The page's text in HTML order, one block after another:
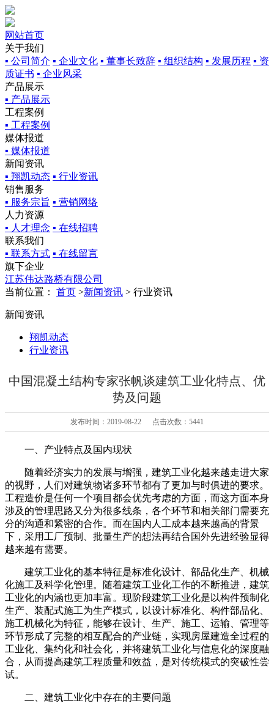
网站首页
关于我们
▪ 公司简介 ▪ 企业文化 ▪ 董事长致辞 ▪ 组织结构 ▪ 发展历程 ▪ 资
质证书 ▪ 企业风采
产品展示
▪ 产品展示
工程案例
▪ 工程案例
媒体报道
▪ 媒体报道
新闻资讯
▪ 翔凯动态 ▪ 行业资讯
销售服务
▪ 服务宗旨 ▪ 营销网络
人力资源
▪ 人才理念 ▪ 在线招聘
联系我们
▪ 联系方式 ▪ 在线留言
旗下企业
江苏伟达路桥有限公司
当前位置： 首页 >新闻资讯 > 行业资讯
新闻资讯
翔凯动态
行业资讯
中国混凝土结构专家张帆谈建筑工业化特点、优
势及问题
发布时间：2019-08-22 点击次数：5441
一、产业特点及国内现状
随着经济实力的发展与增强，建筑工业化越来越走进大家
的视野，人们对建筑物诸多环节都有了更加与时俱进的要求。
工程造价是任何一个项目都会优先考虑的方面，而这方面本身
涉及的管理思路又分为很多线条，各个环节和相关部门需要充
分的沟通和紧密的合作。而在国内人工成本越来越高的背景
下，采用工厂预制、批量生产的想法再结合国外先进经验显得
越来越有需要。
建筑工业化的基本特征是标准化设计、部品化生产、机械
化施工及科学化管理。随着建筑工业化工作的不断推进，建筑
工业化的内涵也更加丰富。现阶段建筑工业化是以构件预制化
生产、装配式施工为生产模式，以设计标准化、构件部品化、
施工机械化为特征，能够在设计、生产、施工、运输、管理等
环节形成了完整的相互配合的产业链，实现房屋建造全过程的
工业化、集约化和社会化，并将建筑工业化与信息化的深度融
合，从而提高建筑工程质量和效益，是对传统模式的突破性尝
试。
二、建筑工业化中存在的主要问题